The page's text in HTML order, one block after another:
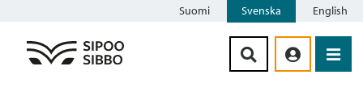
Suomi Svenska English